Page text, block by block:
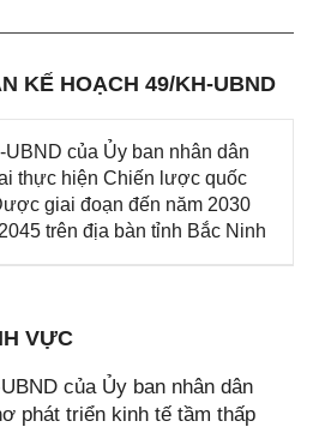
KẾ HOẠCH 49/KH-UBND
UBND của Ủy ban nhân dân
thực hiện Chiến lược quốc
giai đoạn đến năm 2030
trên địa bàn tỉnh Bắc Ninh
VỰC
của Ủy ban nhân dân
phát triển kinh tế tầm thấp